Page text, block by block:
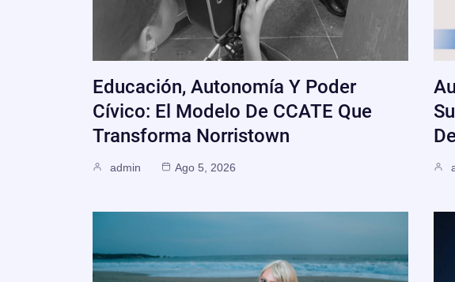
Educación, Autonomía Y Poder
Cívico: El Modelo De CCATE Que
Transforma Norristown
admin Ago 5, 2026